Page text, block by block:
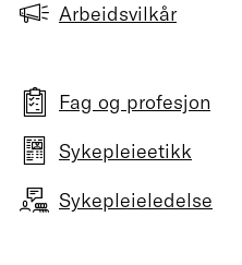
Arbeidsvilkår
Fag og profesjon
Sykepleieetikk
Sykepleieledelse